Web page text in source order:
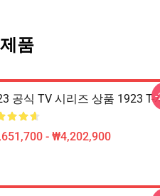
품
공식 TV 시리즈 상품 1923 T-
- ₩4,202,900
-